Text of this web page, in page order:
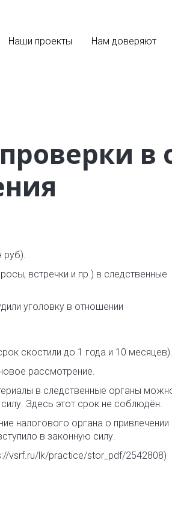
Наши проекты Нам доверяют
в
руб).
встречки и пр.) в следственные
уголовку в отношении
скостили до 1 года и 10 месяцев).
рассмотрение.
в следственные органы
Здесь этот срок не соблюдён.
налогового органа о привлечении
в законную силу.
vsrf.ru/lk/practice/stor_pdf/2542808)